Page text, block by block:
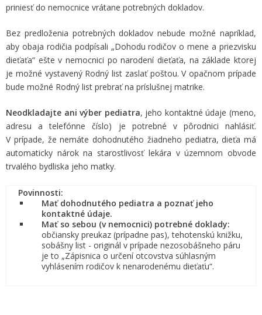
priniesť do nemocnice vrátane potrebných dokladov.
Bez predloženia potrebných dokladov nebude možné napríklad,
aby obaja rodičia podpísali „Dohodu rodičov o mene a priezvisku
dieťaťa“ ešte v nemocnici po narodení dieťaťa, na základe ktorej
je možné vystavený Rodný list zaslať poštou.V opačnom prípade
bude možné Rodný list prebrať na príslušnej matrike.
Neodkladajte ani výber pediatra, jeho kontaktné údaje (meno,
adresu a telefónne číslo) je potrebné v pôrodnici nahlásiť.
V prípade, že nemáte dohodnutého žiadneho pediatra, dieťa má
automaticky nárok na starostlivosť lekára v územnom obvode
trvalého bydliska jeho matky.
Povinnosti:
Mať dohodnutého pediatra a poznať jeho
kontaktné údaje.
Mať so sebou (v nemocnici) potrebné doklady:
občiansky preukaz (prípadne pas), tehotenskú knižku,
sobášny list - originál v prípade nezosobášneho páru
je to „Zápisnica o určení otcovstva súhlasným
vyhlásením rodičov k nenarodenému dieťaťu“.